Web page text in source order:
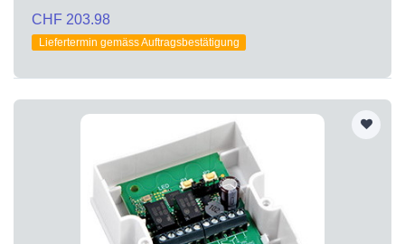
CHF 203.98
Liefertermin gemäss Auftragsbestätigung